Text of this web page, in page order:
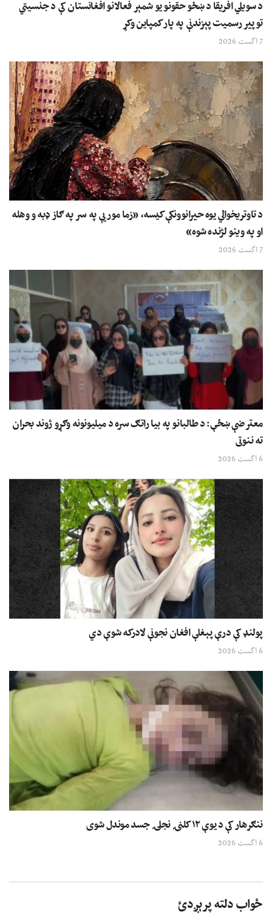
د سویلي افریقا د ښځو حقونو یو شمېر فعالانو افغانستان کې د جنسیتي
توپیر رسمیت پېزندنې په پار کمپاین وکړ
7 اگست 2026
د تاوتریخوالي یوه حیرانوونکې کیسه، «زما مور یې په سر په ګاز ډبه و وهله
او په وینو لژنده شوه»
7 اگست 2026
معترضې ښځې: د طالبانو په بیا راتګ سره د میلیونونه وګړو ژوند بحران
ته ننوتی
6 اگست 2026
پولنډ کې درې پېغلې افغان نجونې لادرکه شوې دي
6 اگست 2026
ننګرهار کې د یوې ۱۲ کلنۍ نجلۍ جسد موندل شوی
6 اگست 2026
ځواب دلته پرېږدئ